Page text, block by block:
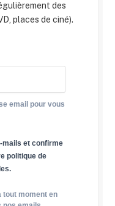
des
places de ciné).
email pour vous
et confirme
politique de
tout moment en